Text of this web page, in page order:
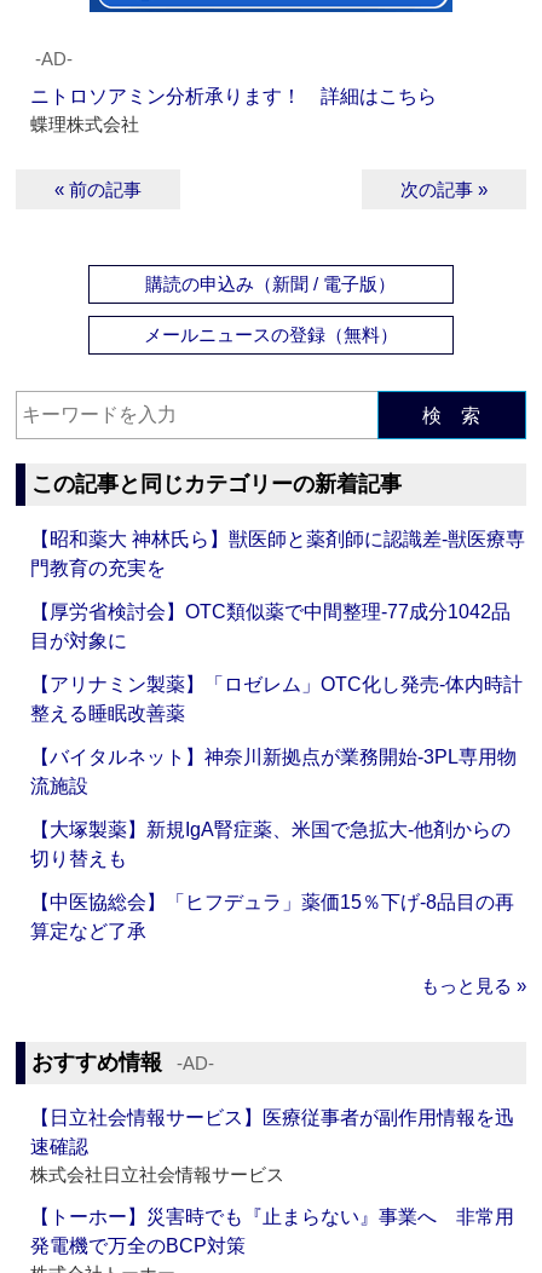
‐AD‐
ニトロソアミン分析承ります！ 詳細はこちら
蝶理株式会社
« 前の記事 次の記事 »
購読の申込み（新聞 / 電子版）
メールニュースの登録（無料）
検 索
この記事と同じカテゴリーの新着記事
【昭和薬大 神林氏ら】獣医師と薬剤師に認識差‐獣医療専
門教育の充実を
【厚労省検討会】OTC類似薬で中間整理‐77成分1042品
目が対象に
【アリナミン製薬】「ロゼレム」OTC化し発売‐体内時計
整える睡眠改善薬
【バイタルネット】神奈川新拠点が業務開始‐3PL専用物
流施設
【大塚製薬】新規IgA腎症薬、米国で急拡大‐他剤からの
切り替えも
【中医協総会】「ヒフデュラ」薬価15％下げ‐8品目の再
算定など了承
もっと見る »
おすすめ情報 ‐AD‐
【日立社会情報サービス】医療従事者が副作用情報を迅
速確認
株式会社日立社会情報サービス
【トーホー】災害時でも『止まらない』事業へ 非常用
発電機で万全のBCP対策